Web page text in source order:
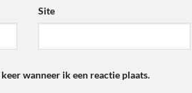
Site
wanneer ik een reactie plaats.